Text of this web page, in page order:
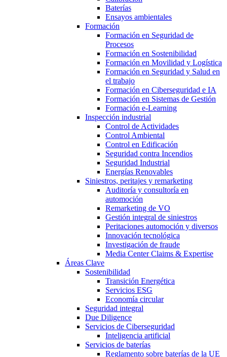
Baterías
Ensayos ambientales
Formación
Formación en Seguridad de
Procesos
Formación en Sostenibilidad
Formación en Movilidad y Logística
Formación en Seguridad y Salud en
el trabajo
Formación en Ciberseguridad e IA
Formación en Sistemas de Gestión
Formación e-Learning
Inspección industrial
Control de Actividades
Control Ambiental
Control en Edificación
Seguridad contra Incendios
Seguridad Industrial
Energías Renovables
Siniestros, peritajes y remarketing
Auditoría y consultoría en
automoción
Remarketing de VO
Gestión integral de siniestros
Peritaciones automoción y diversos
Innovación tecnológica
Investigación de fraude
Media Center Claims & Expertise
Áreas Clave
Sostenibilidad
Transición Energética
Servicios ESG
Economía circular
Seguridad integral
Due Diligence
Servicios de Ciberseguridad
Inteligencia artificial
Servicios de baterías
Reglamento sobre baterías de la UE